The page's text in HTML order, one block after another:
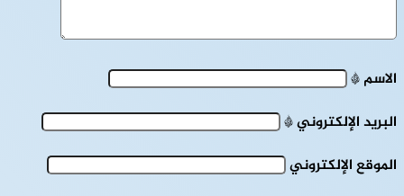
الاسم*
البريد الإلكتروني*
الموقع الإلكتروني